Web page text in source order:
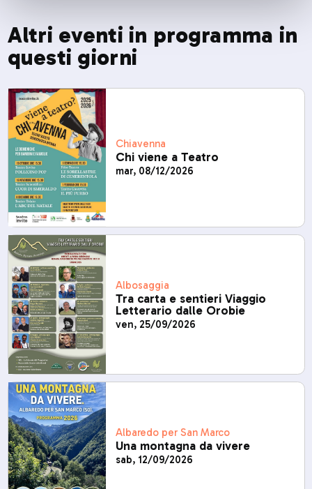
Altri eventi in programma in
questi giorni
Chiavenna
Chi viene a Teatro
mar, 08/12/2026
Albosaggia
Tra carta e sentieri Viaggio
Letterario dalle Orobie
ven, 25/09/2026
Albaredo per San Marco
Una montagna da vivere
sab, 12/09/2026